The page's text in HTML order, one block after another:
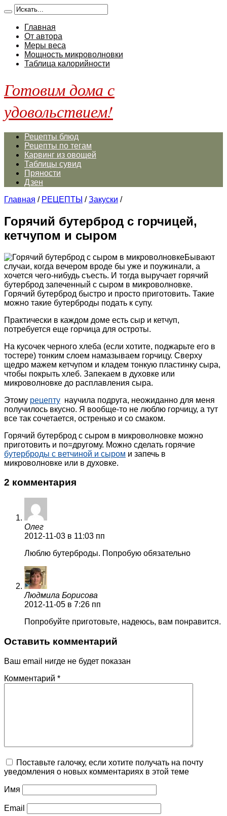
Главная
От автора
Меры веса
Мощность микроволновки
Таблица калорийности
Готовим дома с
удовольствием!
Рецепты блюд
Рецепты по тегам
Карвинг из овощей
Таблицы сувид
Пряности
Дзен
Главная / РЕЦЕПТЫ /Закуски /
Горячий бутерброд с горчицей,
кетчупом и сыром
Бывают
случаи, когда вечером вроде бы уже и поужинали, а
хочется чего-нибудь съесть. И тогда выручает горячий
бутерброд запеченный с сыром в микроволновке.
Горячий бутерброд быстро и просто приготовить. Такие
можно такие бутерброды подать к супу.
Практически в каждом доме есть сыр и кетчуп,
потребуется еще горчица для остроты.
На кусочек черного хлеба (если хотите, поджарьте его в
тостере) тонким слоем намазываем горчицу. Сверху
щедро мажем кетчупом и кладем тонкую пластинку сыра,
чтобы покрыть хлеб. Запекаем в духовке или
микроволновке до расплавления сыра.
Этому рецепту научила подруга, неожиданно для меня
получилось вкусно. Я вообще-то не люблю горчицу, а тут
все так сочетается, остренько и со смаком.
Горячий бутерброд с сыром в микроволновке можно
приготовить и по=другому. Можно сделать горячие
бутерброды с ветчиной и сыром и запечь в
микроволновке или в духовке.
2 комментария
Олег
2012-11-03 в 11:03 пп
Люблю бутерброды. Попробую обязательно
Людмила Борисова
2012-11-05 в 7:26 пп
Попробуйте приготовьте, надеюсь, вам понравится.
Оставить комментарий
Ваш email нигде не будет показан
Комментарий *
Поставьте галочку, если хотите получать на почту
уведомления о новых комментариях в этой теме
Имя
Email